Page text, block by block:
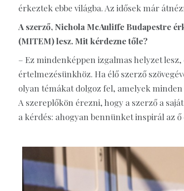
érkeztek ebbe világba. Az idősek már
A szerző, Nichola McAuliffe Budapestre
(MITEM) lesz. Mit kérdezne tőle?
– Ez mindenképpen izgalmas helyzet
értelmezésünkhöz. Ha élő szerző
olyan témákat dolgoz fel, amelyek
A szereplőkön érezni, hogy a szerző a
a kérdés: ahogyan bennünket inspirál az